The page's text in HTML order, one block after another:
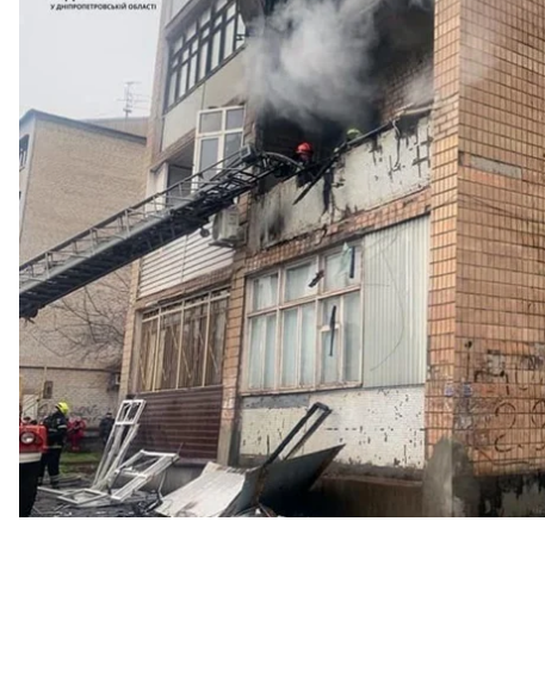
В пятиэтажке в Кривом Роге с утра произошел
сообщаетГСЧС в Днепропетровской
Спасатели узнали о взрыве в 6:56. По
втором этаже взорвалась газовоздушная смесь. В
потушен в 8:12.
В результате взрыва частично разрушены
второго подъезда. Опорные конструкции не